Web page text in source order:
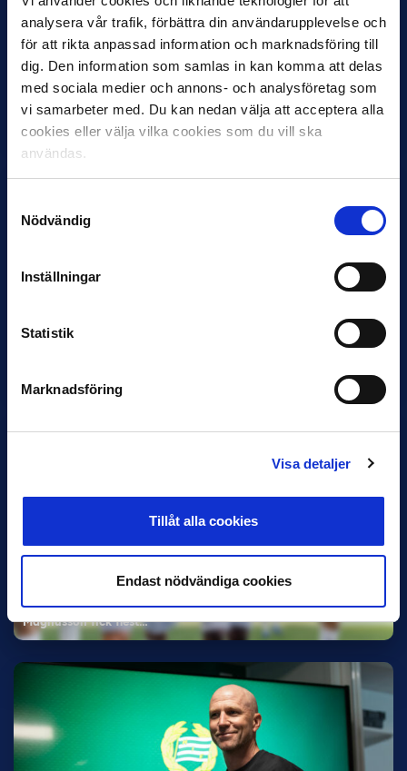
analysera vår trafik, förbättra din användarupplevelse och
för att rikta anpassad information och marknadsföring till
dig. Den information som samlas in kan komma att delas
med sociala medier och annons- och analysföretag som
vi samarbeter med. Du kan nedan välja att acceptera alla
cookies eller välja vilka cookies som du vill ska
användas.
Nödvändig
Inställningar
Statistik
Marknadsföring
Visa detaljer
Tillåt alla cookies
Endast nödvändiga cookies
12 JUNI
Favorit i repris för Sirius i maj
Samma vinnare som i…
VM-spelare med förflutet i Allsvenskan
Bosnien & Hercegovina Armin Gigovic — Helsingborgs IF
11 JUNI
Han nätade snyggast i maj: “Ett alldeles
Magnusson fick flest…